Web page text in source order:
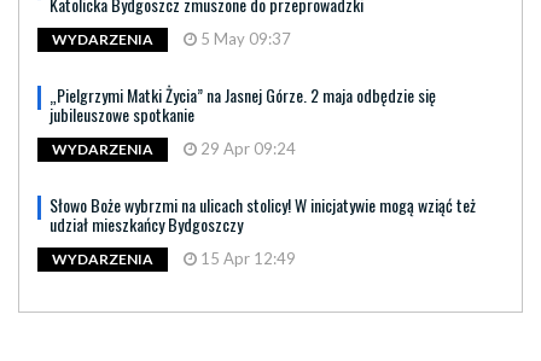
WYDARZENIA 5 May 09:37
„Pielgrzymi Matki Życia” na Jasnej Górze. 2 maja odbędzie się
jubileuszowe spotkanie
WYDARZENIA 29 Apr 09:24
Słowo Boże wybrzmi na ulicach stolicy! W inicjatywie mogą wziąć też
udział mieszkańcy Bydgoszczy
WYDARZENIA 15 Apr 12:49